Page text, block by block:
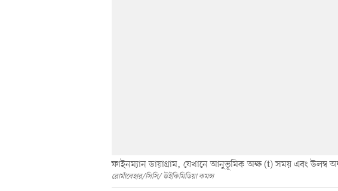
ফাইনম্যান ডায়াগ্রাম, যেখানে আনুভূমিক অক্ষ (t) সময় এবং উলম্ব
রোমাঁবেহার/সিসি/ উইকিমিডিয়া কমন্স